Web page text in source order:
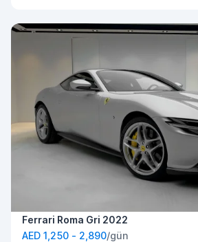
Ferrari Roma Gri 2022
AED 1,250 - 2,890/gün